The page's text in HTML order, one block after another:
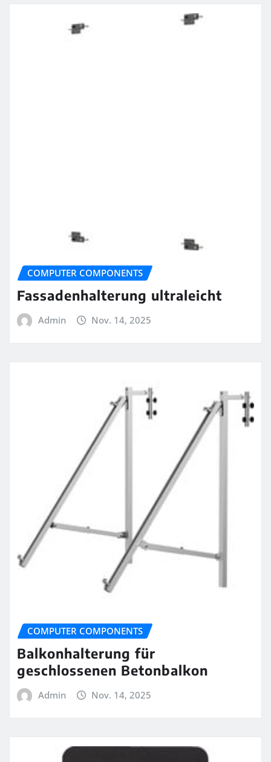
COMPUTER COMPONENTS
Fassadenhalterung ultraleicht
Admin Nov. 14, 2025
COMPUTER COMPONENTS
Balkonhalterung für
geschlossenen Betonbalkon
Admin Nov. 14, 2025